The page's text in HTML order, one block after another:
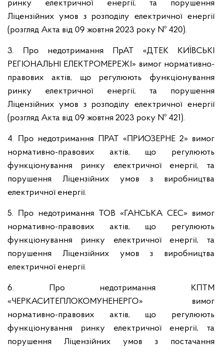
ринку електричної енергії, та порушення
Ліцензійних умов з розподілу електричної енергії
(розгляд Акта від 09 жовтня 2023 року № 420).
3. Про недотримання ПрАТ «ДТЕК КИЇВСЬКІ
РЕГІОНАЛЬНІ ЕЛЕКТРОМЕРЕЖІ» вимог нормативно-
правових актів, що регулюють функціонування
ринку електричної енергії, та порушення
Ліцензійних умов з розподілу електричної енергії
(розгляд Акта від 09 жовтня 2023 року № 421).
4. Про недотримання ПРАТ «ПРИОЗЕРНЕ 2» вимог
нормативно-правових актів, що регулюють
функціонування ринку електричної енергії, та
порушення Ліцензійних умов з виробництва
електричної енергії.
5. Про недотримання ТОВ «ГАНСЬКА СЕС» вимог
нормативно-правових актів, що регулюють
функціонування ринку електричної енергії, та
порушення Ліцензійних умов з виробництва
електричної енергії.
6. Про недотримання КПТМ
«ЧЕРКАСИТЕПЛОКОМУНЕНЕРГО» вимог
нормативно-правових актів, що регулюють
функціонування ринку електричної енергії, та
порушення Ліцензійних умов з постачання